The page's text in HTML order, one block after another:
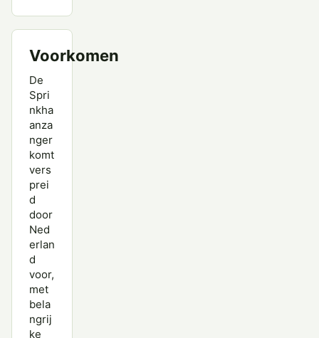
Voorkomen
De
Spri
nkha
anza
nger
komt
vers
prei
d
door
Ned
erlan
d
voor,
met
bela
ngrij
ke